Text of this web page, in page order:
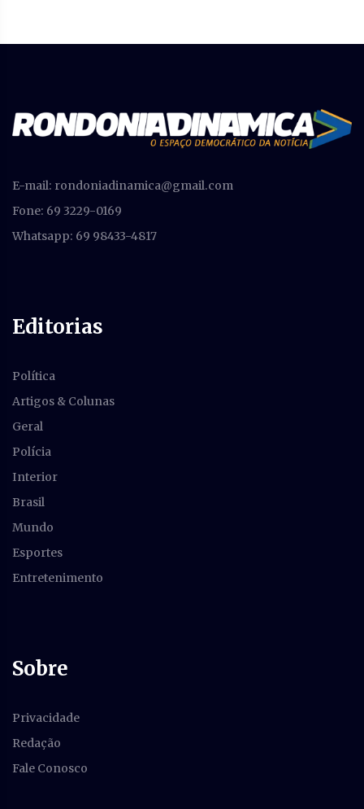
E-mail: rondoniadinamica@gmail.com
Fone: 69 3229-0169
Whatsapp: 69 98433-4817
Editorias
Política
Artigos & Colunas
Geral
Polícia
Interior
Brasil
Mundo
Esportes
Entretenimento
Sobre
Privacidade
Redação
Fale Conosco